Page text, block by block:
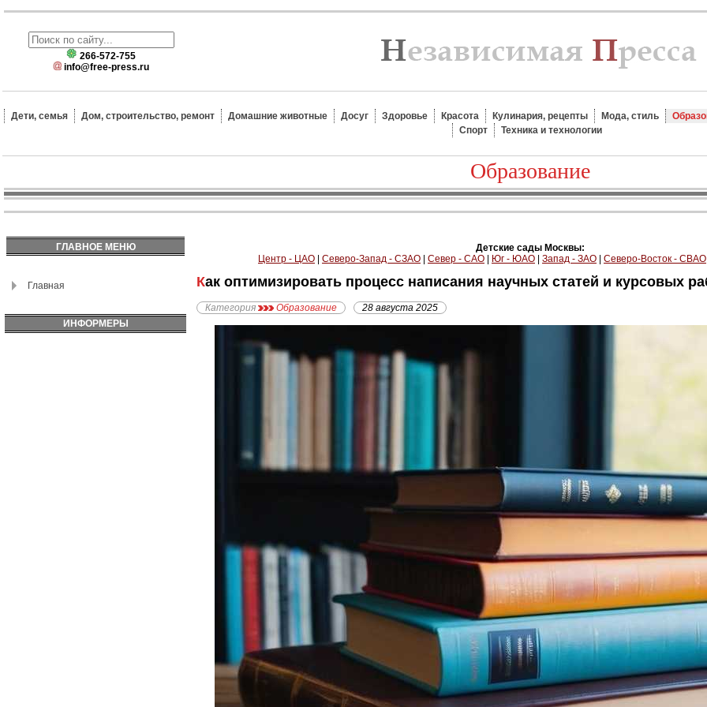
266-572-755
info@free-press.ru
Дети, семья Дом, строительство, ремонт Домашние животные Досуг Здоровье Красота Кулинария, рецепты Мода, стиль
Спорт
Техника и технологии
Образование
ГЛАВНОЕ МЕНЮ
Главная
ИНФОРМЕРЫ
Детские сады Москвы:
Центр - ЦАО
Северо-Запад - СЗАО Север - САО Юг - ЮАО Запад - ЗАО Северо-Восток - СВАО
Как оптимизировать процесс написания научных статей и курсовых
Категория Образование 28 августа 2025